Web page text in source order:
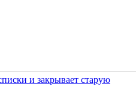
и закрывает старую